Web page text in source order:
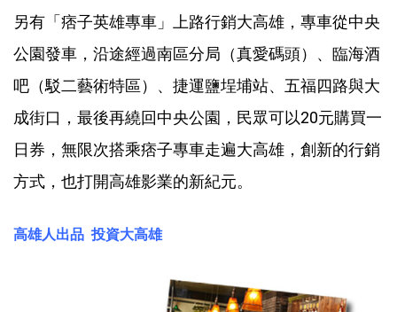
另有「痞子英雄專車」上路行銷大高雄，專車從中央
公園發車，沿途經過南區分局（真愛碼頭）、臨海酒
吧（駁二藝術特區）、捷運鹽埕埔站、五福四路與大
成街口，最後再繞回中央公園，民眾可以20元購買一
日券，無限次搭乘痞子專車走遍大高雄，創新的行銷
方式，也打開高雄影業的新紀元。
高雄人出品 投資大高雄